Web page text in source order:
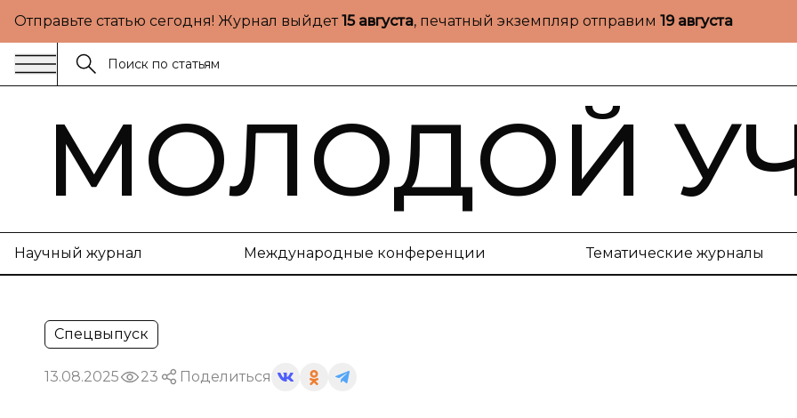
Отправьте статью сегодня! Журнал выйдет15 августа, печатный экземпляр отправим 19 августа
МОЛОДОЙ
Научный журнал Международные конференции Тематические журналы
Спецвыпуск
13.08.2025 23 Поделиться